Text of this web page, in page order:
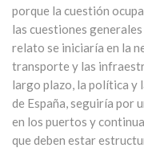
porque la cuestión
las cuestiones
relato se iniciaría en la
transporte y las
largo plazo, la política y
de España, seguiría por
en los puertos y
que deben estar